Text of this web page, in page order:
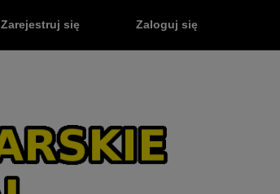
Zarejestruj się Zaloguj się